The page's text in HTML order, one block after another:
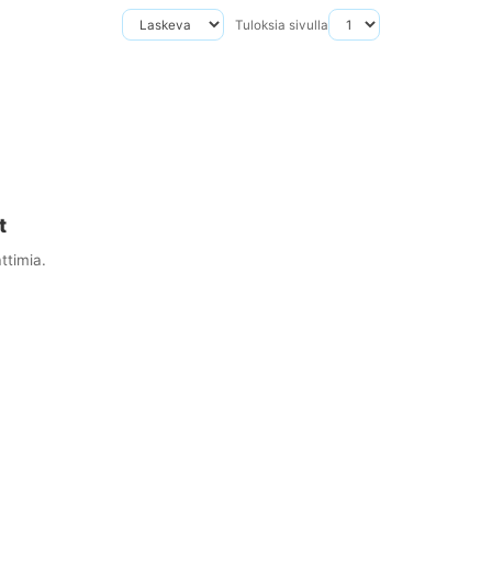
Tuloksia sivulla